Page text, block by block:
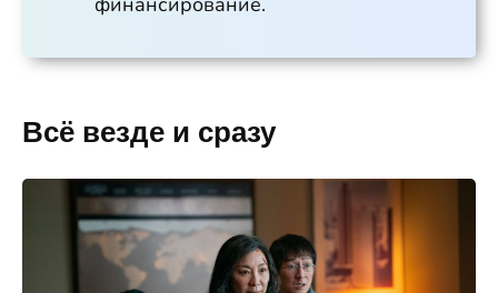
Всё везде и сразу